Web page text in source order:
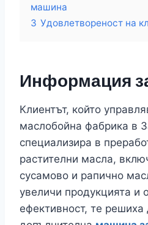
машина
3 Удовлетвореност на
Информация
Клиентът, който
маслобойна фабрика в
специализира в
растителни масла,
сусамово и рапично
увеличи продукцията и
ефективност, те